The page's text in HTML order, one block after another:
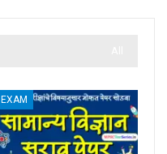
EXAM